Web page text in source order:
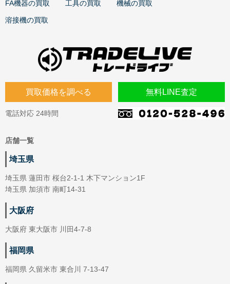
買取価格を調べる 無料LINE査定
電話対応 24時間
店舗一覧
埼玉県
埼玉県 蓮田市 桜台2-1-1 木下マンション1F
埼玉県 加須市 南町14-31
大阪府
大阪府 東大阪市 川田4-7-8
福岡県
福岡県 久留米市 東合川 7-13-47
FA機器の買取 工具の買取 機械の買取
溶接機の買取